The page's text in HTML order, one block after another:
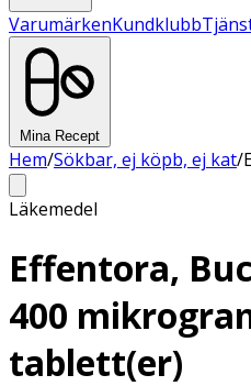
VarumärkenKundklubb
Mina Recept
Hem/Sökbar, ej köpb, ej kat/
Läkemedel
Effentora,
400
tablett(er)